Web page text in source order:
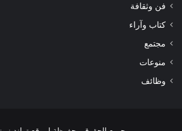
فن وثقافة
كتاب وآراء
مجتمع
منوعات
وظائف